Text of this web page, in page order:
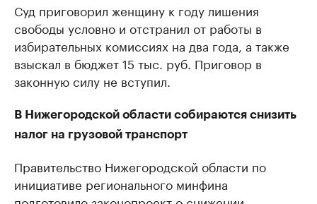
Суд приговорил женщину к году лишения
свободы условно и отстранил от работы в
избирательных комиссиях на два года, а также
взыскал в бюджет 15 тыс. руб. Приговор в
законную силу не вступил.
В Нижегородской области собираются снизить
налог на грузовой транспорт
Правительство Нижегородской области по
инициативе регионального минфина